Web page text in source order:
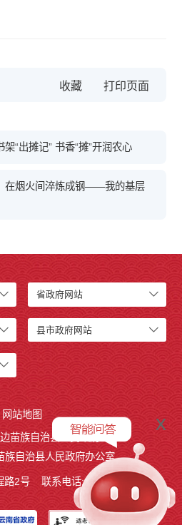
收藏
架“出摊记” 书香“摊”开润农心
在烟火间淬炼成钢——我的基层
省政府网站
县市政府网站
网站地图
苗族自治县人民政府
族自治县人民政府办公室
路2号 联系电话:0873-3221803
x